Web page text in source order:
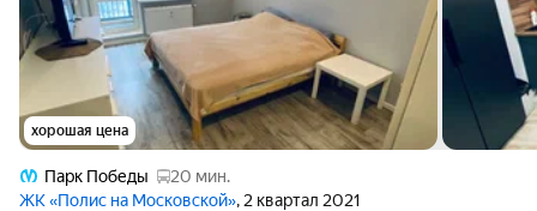
хорошая цена
Парк Победы
20 мин.
ЖК «Полис на Московской», 2 квартал 2021